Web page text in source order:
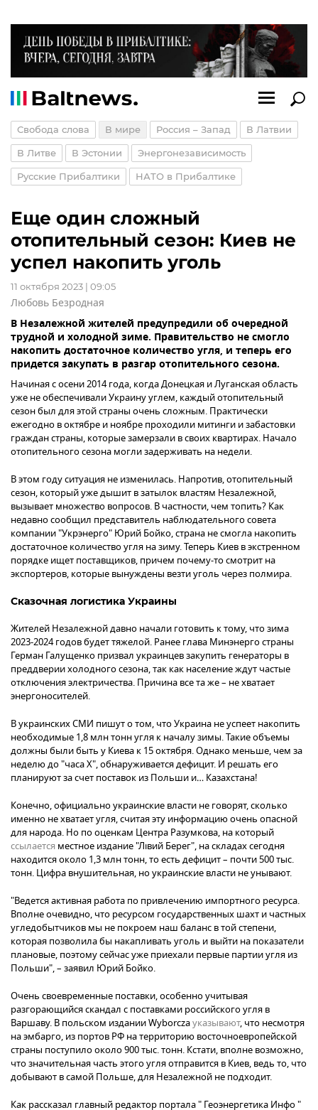
Свобода слова В мире Россия – Запад В Латвии
В Литве В Эстонии Энергонезависимость
Русские Прибалтики НАТО в Прибалтике
Еще один сложный
отопительный сезон: Киев не
успел накопить уголь
11 октября 2023 | 09:05
Любовь Безродная
В Незалежной жителей предупредили об очередной
трудной и холодной зиме. Правительство не смогло
накопить достаточное количество угля, и теперь его
придется закупать в разгар отопительного сезона.
Начиная с осени 2014 года, когда Донецкая и Луганская область
уже не обеспечивали Украину углем, каждый отопительный
сезон был для этой страны очень сложным. Практически
ежегодно в октябре и ноябре проходили митинги и забастовки
граждан страны, которые замерзали в своих квартирах. Начало
отопительного сезона могли задерживать на недели.
В этом году ситуация не изменилась. Напротив, отопительный
сезон, который уже дышит в затылок властям Незалежной,
вызывает множество вопросов. В частности, чем топить? Как
недавно сообщил представитель наблюдательного совета
компании "Укрэнерго" Юрий Бойко, страна не смогла накопить
достаточное количество угля на зиму. Теперь Киев в экстренном
порядке ищет поставщиков, причем почему-то смотрит на
экспортеров, которые вынуждены везти уголь через полмира.
Сказочная логистика Украины
Жителей Незалежной давно начали готовить к тому, что зима
2023-2024 годов будет тяжелой. Ранее глава Минэнерго страны
Герман Галущенко призвал украинцев закупить генераторы в
преддверии холодного сезона, так как население ждут частые
отключения электричества. Причина все та же – не хватает
энергоносителей.
В украинских СМИ пишут о том, что Украина не успеет накопить
необходимые 1,8 млн тонн угля к началу зимы. Такие объемы
должны были быть у Киева к 15 октября. Однако меньше, чем за
неделю до "часа Х", обнаруживается дефицит. И решать его
планируют за счет поставок из Польши и… Казахстана!
Конечно, официально украинские власти не говорят, сколько
именно не хватает угля, считая эту информацию очень опасной
для народа. Но по оценкам Центра Разумкова, на который
ссылается местное издание "Лівий Берег", на складах сегодня
находится около 1,3 млн тонн, то есть дефицит – почти 500 тыс.
тонн. Цифра внушительная, но украинские власти не унывают.
"Ведется активная работа по привлечению импортного ресурса.
Вполне очевидно, что ресурсом государственных шахт и частных
угледобытчиков мы не покроем наш баланс в той степени,
которая позволила бы накапливать уголь и выйти на показатели
плановые, поэтому сейчас уже приехали первые партии угля из
Польши", – заявил Юрий Бойко.
Очень своевременные поставки, особенно учитывая
разгорающийся скандал с поставками российского угля в
Варшаву. В польском издании Wyborczaуказывают, что несмотря
на эмбарго, из портов РФ на территорию восточноевропейской
страны поступило около 900 тыс. тонн. Кстати, вполне возможно,
что значительная часть этого угля отправится в Киев, ведь то, что
добывают в самой Польше, для Незалежной не подходит.
Как рассказал главный редактор портала " Геоэнергетика Инфо "